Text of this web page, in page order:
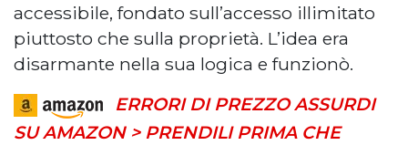
accessibile, fondato sull’accesso illimitato
piuttosto che sulla proprietà. L’idea era
disarmante nella sua logica e funzionò.
ERRORI DI PREZZO ASSURDI
SU AMAZON > PRENDILI PRIMA CHE